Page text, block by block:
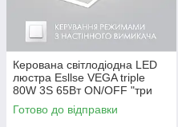
Керована світлодіодна LED
люстра Esllse VEGA triple
80W 3S 65Вт ON/OFF "три
квадрати" біла
470х470х62мм WHITE/WHITE
Готово до відправки